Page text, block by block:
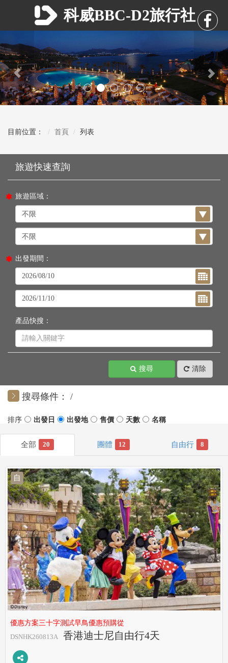
科威BBC-D2旅行社
目前位置： 首頁 列表
旅遊區域：
出發期間：
產品快搜：
搜尋 清除
搜尋條件：
20 12 8
自
優惠方案三十字測試早鳥優惠預購從
DSNHK260813A
香港迪士尼自由行4天